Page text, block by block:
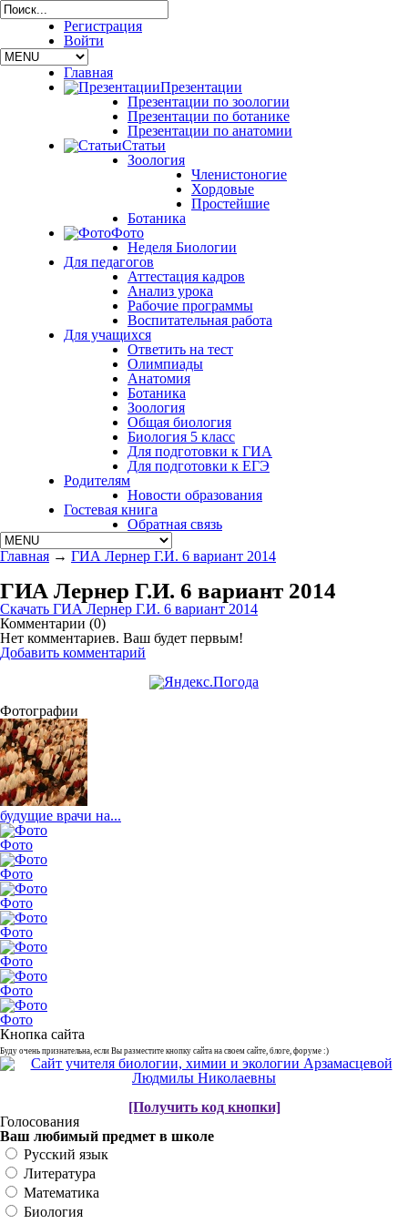
Регистрация
Войти
Главная
Презентации
Презентации по зоологии
Презентации по ботанике
Презентации по анатомии
Статьи
Зоология
Членистоногие
Хордовые
Простейшие
Ботаника
Фото
Неделя Биологии
Для педагогов
Аттестация кадров
Анализ урока
Рабочие программы
Воспитательная работа
Для учащихся
Ответить на тест
Олимпиады
Анатомия
Ботаника
Зоология
Общая биология
Биология 5 класс
Для подготовки к ГИА
Для подготовки к ЕГЭ
Родителям
Новости образования
Гостевая книга
Обратная связь
Главная → ГИА Лернер Г.И. 6 вариант 2014
ГИА Лернер Г.И. 6 вариант 2014
Скачать ГИА Лернер Г.И. 6 вариант 2014
Комментарии (0)
Нет комментариев. Ваш будет первым!
Добавить комментарий
Фотографии
будущие врачи на...
Фото
Фото
Фото
Фото
Фото
Фото
Фото
Кнопка сайта
Буду очень признательна, если Вы разместите кнопку сайта на своем сайте, блоге, форуме :)
[Получить код кнопки]
Голосования
Ваш любимый предмет в школе
Русский язык
Литература
Математика
Биология